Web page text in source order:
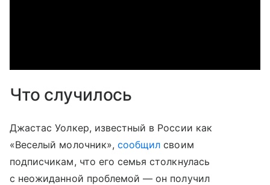
Что случилось
Джастас Уолкер, известный в России как
«Веселый молочник», сообщил своим
подписчикам, что его семья столкнулась
с неожиданной проблемой — он получил